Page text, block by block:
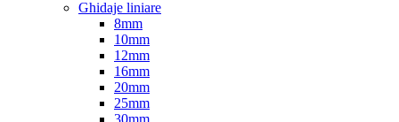
Ghidaje liniare
8mm
10mm
12mm
16mm
20mm
25mm
30mm